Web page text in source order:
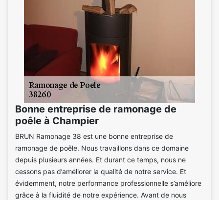
Bonne entreprise de ramonage de
poêle à Champier
BRUN Ramonage 38 est une bonne entreprise de
ramonage de poêle. Nous travaillons dans ce domaine
depuis plusieurs années. Et durant ce temps, nous ne
cessons pas d’améliorer la qualité de notre service. Et
évidemment, notre performance professionnelle s’améliore
grâce à la fluidité de notre expérience. Avant de nous